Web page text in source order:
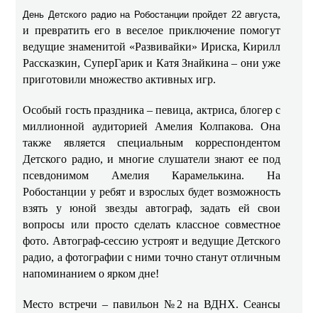
День Детского радио на Робостанции пройдет 22 августа,
и превратить его в веселое приключение помогут
ведущие знаменитой «Развивайки» Ириска, Кирилл
Рассказкин, СуперГарик и Катя Знайкина – они уже
приготовили множество активных игр.
Особый гость праздника – певица, актриса, блогер с
миллионной аудиторией Амелия Колпакова. Она
также является специальным корреспондентом
Детского радио, и многие слушатели знают ее под
псевдонимом Амелия Карамелькина. На
Робостанции у ребят и взрослых будет возможность
взять у юной звезды автограф, задать ей свои
вопросы или просто сделать классное совместное
фото. Автограф-сессию устроят и ведущие Детского
радио, а фотографии с ними точно станут отличным
напоминанием о ярком дне!
Место встречи – павильон №2 на ВДНХ. Сеансы